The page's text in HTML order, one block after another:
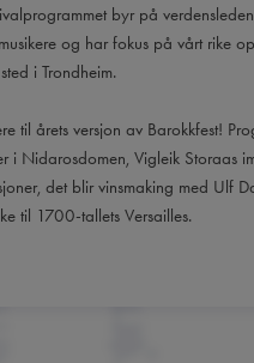
byr på
og har fokus på vårt rike
i Trondheim.
til årets versjon av Barokkfest!
i Nidarosdomen, Vigleik Storaas
det blir vinsmaking med Ulf
til 1700-tallets Versailles.